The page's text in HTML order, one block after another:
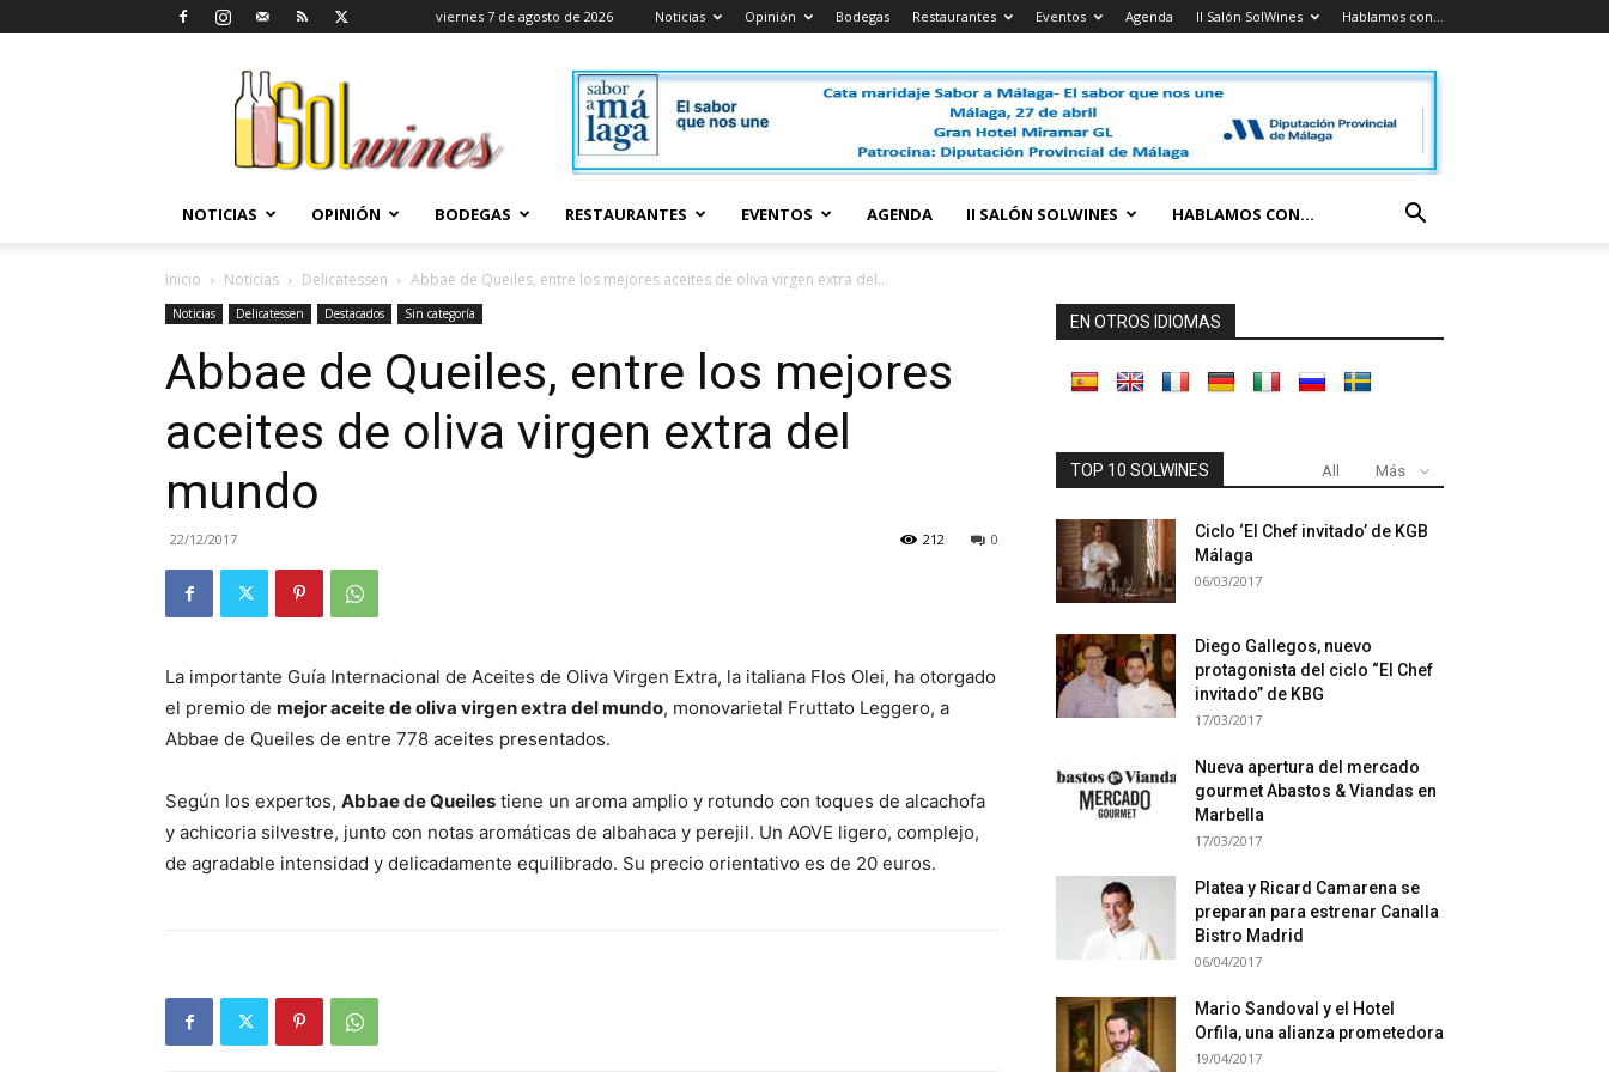
viernes 7 de agosto de 2026 Noticias Opinión Bodegas Restaurantes Eventos Agenda II Salón SolWines Hablamos con…
NOTICIAS OPINIÓN BODEGAS RESTAURANTES EVENTOS AGENDA II SALÓN SOLWINES HABLAMOS CON…
Inicio Noticias Delicatessen Abbae de Queiles, entre los mejores aceites de oliva virgen extra del...
Noticias Delicatessen Destacados Sin categoría
Abbae de Queiles, entre los mejores
aceites de oliva virgen extra del
mundo
22/12/2017 0
212
La importante Guía Internacional de Aceites de Oliva Virgen Extra, la italiana Flos Olei, ha otorgado
el premio de mejor aceite de oliva virgen extra del mundo, monovarietal Fruttato Leggero, a
Abbae de Queiles de entre 778 aceites presentados.
Según los expertos, Abbae de Queiles tiene un aroma amplio y rotundo con toques de alcachofa
y achicoria silvestre, junto con notas aromáticas de albahaca y perejil. Un AOVE ligero, complejo,
de agradable intensidad y delicadamente equilibrado. Su precio orientativo es de 20 euros.
EN OTROS IDIOMAS
TOP 10 SOLWINES All Más
Ciclo ‘El Chef invitado’ de KGB
Málaga
06/03/2017
Diego Gallegos, nuevo
protagonista del ciclo “El Chef
invitado” de KBG
17/03/2017
Nueva apertura del mercado
gourmet Abastos & Viandas en
Marbella
17/03/2017
Platea y Ricard Camarena se
preparan para estrenar Canalla
Bistro Madrid
06/04/2017
Mario Sandoval y el Hotel
Orfila, una alianza prometedora
19/04/2017